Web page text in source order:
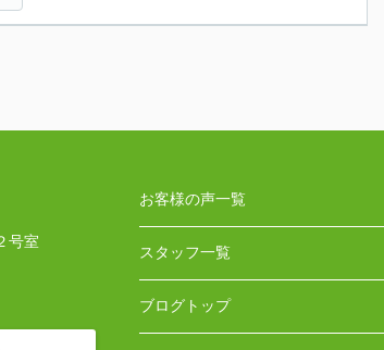
号室
お客様の声一覧
スタッフ一覧
ブログトップ